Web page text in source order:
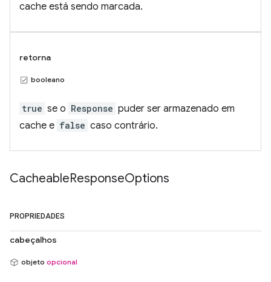
cache está sendo marcada.
retorna
booleano
true se o Response puder ser armazenado em
cache e false caso contrário.
CacheableResponseOptions
PROPRIEDADES
cabeçalhos
objeto opcional